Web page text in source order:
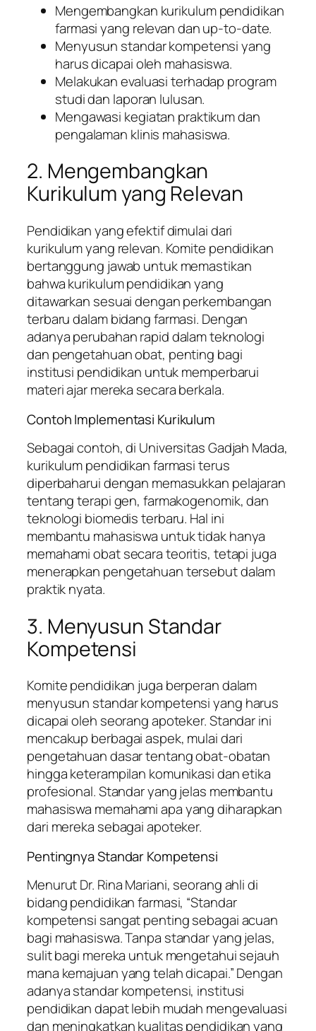
Mengembangkan kurikulum pendidikan
farmasi yang relevan dan up-to-date.
Menyusun standar kompetensi yang
harus dicapai oleh mahasiswa.
Melakukan evaluasi terhadap program
studi dan laporan lulusan.
Mengawasi kegiatan praktikum dan
pengalaman klinis mahasiswa.
2. Mengembangkan
Kurikulum yang Relevan
Pendidikan yang efektif dimulai dari
kurikulum yang relevan. Komite pendidikan
bertanggung jawab untuk memastikan
bahwa kurikulum pendidikan yang
ditawarkan sesuai dengan perkembangan
terbaru dalam bidang farmasi. Dengan
adanya perubahan rapid dalam teknologi
dan pengetahuan obat, penting bagi
institusi pendidikan untuk memperbarui
materi ajar mereka secara berkala.
Contoh Implementasi Kurikulum
Sebagai contoh, di Universitas Gadjah Mada,
kurikulum pendidikan farmasi terus
diperbaharui dengan memasukkan pelajaran
tentang terapi gen, farmakogenomik, dan
teknologi biomedis terbaru. Hal ini
membantu mahasiswa untuk tidak hanya
memahami obat secara teoritis, tetapi juga
menerapkan pengetahuan tersebut dalam
praktik nyata.
3. Menyusun Standar
Kompetensi
Komite pendidikan juga berperan dalam
menyusun standar kompetensi yang harus
dicapai oleh seorang apoteker. Standar ini
mencakup berbagai aspek, mulai dari
pengetahuan dasar tentang obat-obatan
hingga keterampilan komunikasi dan etika
profesional. Standar yang jelas membantu
mahasiswa memahami apa yang diharapkan
dari mereka sebagai apoteker.
Pentingnya Standar Kompetensi
Menurut Dr. Rina Mariani, seorang ahli di
bidang pendidikan farmasi, “Standar
kompetensi sangat penting sebagai acuan
bagi mahasiswa. Tanpa standar yang jelas,
sulit bagi mereka untuk mengetahui sejauh
mana kemajuan yang telah dicapai.” Dengan
adanya standar kompetensi, institusi
pendidikan dapat lebih mudah mengevaluasi
dan meningkatkan kualitas pendidikan yang